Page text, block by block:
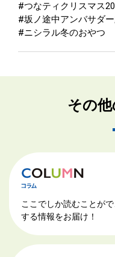
#つなティクリスマス
#坂ノ途中アンバサダ
#ニシラル冬のおやつ
その
ここでしか読むことが
する情報をお届け！